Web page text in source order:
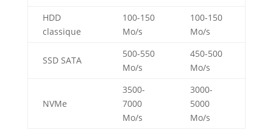
HDD
classique
100-150
Mo/s
100-150
Mo/s
SSD SATA
500-550
Mo/s
450-500
Mo/s
NVMe
3500-
7000
Mo/s
3000-
5000
Mo/s